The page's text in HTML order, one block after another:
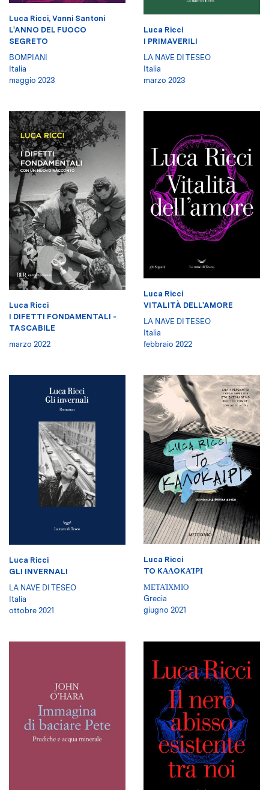
Luca Ricci, Vanni Santoni
L'ANNO DEL FUOCO
SEGRETO
BOMPIANI
Italia
maggio 2023
Luca Ricci
I PRIMAVERILI
LA NAVE DI TESEO
Italia
marzo 2023
Luca Ricci
I DIFETTI FONDAMENTALI -
TASCABILE
marzo 2022
Luca Ricci
VITALITÀ DELL'AMORE
LA NAVE DI TESEO
Italia
febbraio 2022
Luca Ricci
GLI INVERNALI
LA NAVE DI TESEO
Italia
ottobre 2021
Luca Ricci
TO KΑΛOKΑΊPΙ
ΜΕΤΑΊΧΜΙΟ
Grecia
giugno 2021